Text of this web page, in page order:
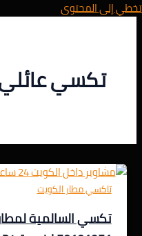
تخطي إلى المحتوى
تكسي
تاكسي مطار الكويت
تكسي السالمية